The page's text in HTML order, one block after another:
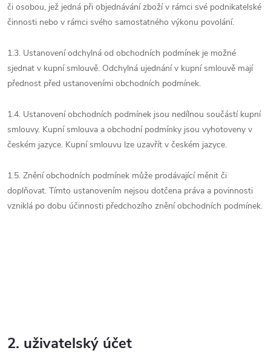
či osobou, jež jedná při objednávání zboží v rámci své podnikatelské
činnosti nebo v rámci svého samostatného výkonu povolání.
1.3. Ustanovení odchylná od obchodních podmínek je možné
sjednat v kupní smlouvě. Odchylná ujednání v kupní smlouvě mají
přednost před ustanoveními obchodních podmínek.
1.4. Ustanovení obchodních podmínek jsou nedílnou součástí kupní
smlouvy. Kupní smlouva a obchodní podmínky jsou vyhotoveny v
českém jazyce. Kupní smlouvu lze uzavřít v českém jazyce.
1.5. Znění obchodních podmínek může prodávající měnit či
doplňovat. Tímto ustanovením nejsou dotčena práva a povinnosti
vzniklá po dobu účinnosti předchozího znění obchodních podmínek.
2. uživatelský účet